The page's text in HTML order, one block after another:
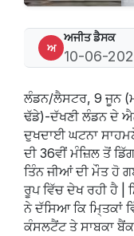
ਅ
ਅਜੀਤ ਡੈਸਕ
10-06-
ਲੰਡਨ/ਲੈਸਟਰ, 9 ਜੂਨ
ਢੱਡੇ)-ਦੱਖਣੀ ਲੰਡਨ ਦੇ
ਦੁਖਦਾਈ ਘਟਨਾ
ਦੀ 36ਵੀਂ ਮੰਜ਼ਿਲ ਤੋਂ
ਤਿੰਨ ਜੀਆਂ ਦੀ ਮੌਤ ਹੋ
ਰੂਪ ਵਿੱਚ ਦੇਖ ਰਹੀ ਹੈ |
ਨੇ ਦੱਸਿਆ ਕਿ ਮਿ੍ਤਕਾਂ
ਕੰਸਲਟੈਂਟ ਤੇ ਸਾਬਕਾ ਬੈਂਕ